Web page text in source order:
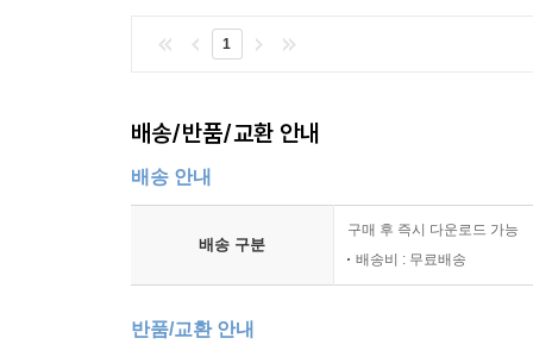
1
배송/반품/교환 안내
배송 안내
배송 구분
구매 후 즉시 다운로드 가능
배송비 : 무료배송
반품/교환 안내